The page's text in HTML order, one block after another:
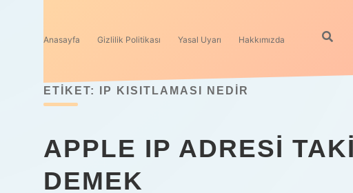
Anasayfa Gizlilik Politikası Yasal Uyarı Hakkımızda
ETIKET: IP KISITLAMASI NEDIR
APPLE IP ADRESI
DEMEK